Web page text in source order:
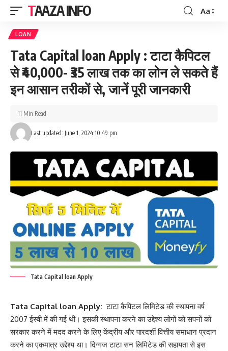
TAAZA INFO
Font
Aa
LOAN
Tata Capital loan Apply : टाटा कैपिटल
से ₹40,000- ₹35 लाख तक का लोन ले सकते हैं
इन आसान तरीकों से, जानें पूरी जानकारी
Last updated: June 1, 2024 10:49 pm
11 Min Read
Tata Capital loan Apply
Tata Capital loan Apply:टाटा कैपिटल लिमिटेड की स्थापना वर्ष
2007 ईस्वी में की गई थी। इसकी स्थापना करने का उद्देश्य लोगों को सपनों को
सरकार करने में मदद करने के लिए केंद्रीय और पारदर्शी वित्तीय समाधान प्रदान
करने का एकमात्र उद्देश्य था। दिग्गज टाटा सन लिमिटेड की सहायता से इस